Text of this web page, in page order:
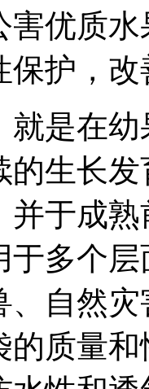
害优质
保护，
就是在
的生长
并于成
于多个
、自然
的质量